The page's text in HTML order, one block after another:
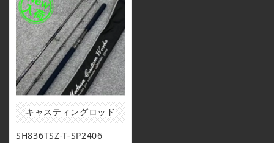
キャスティングロッド
SH836TSZ-T-SP2406